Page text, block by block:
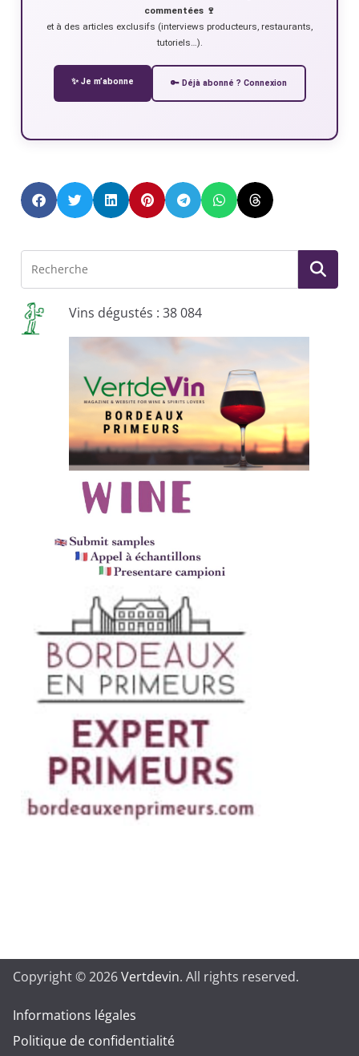
commentées 🍷
et à des articles exclusifs (interviews producteurs, restaurants,
tutoriels…).
✨ Je m’abonne 🔑 Déjà abonné ? Connexion
Vins dégustés : 38 084
Copyright © 2026Vertdevin. All rights reserved.
Informations légales
Politique de confidentialité